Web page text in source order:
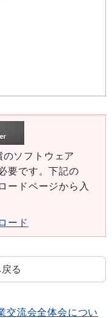
ソフトウェア
要です。下記の
ードページから入
ード
る
交流会全体会につい